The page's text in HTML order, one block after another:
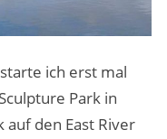
ich erst mal
Park in
auf den East River